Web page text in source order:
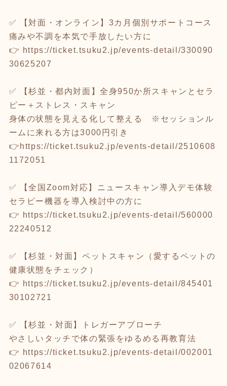
✅ 【対面・オンライン】3カ月個別サポートコース
痛みや不調を本気で手放したい方に
👉 https://ticket.tsuku2.jp/events-detail/330090
30625207
✅ 【杉並・都内対面】全身950か所スキャンとセラ
ピー＋ストレス・スキャン
身体の状態を見える化して整える ※セッションル
ームに来れる方は3000円引き
👉 https://ticket.tsuku2.jp/events-detail/2510608
1172051
✅ 【全国Zoom対応】ニュースキャン導入デモ体験
セラピー機器を導入検討中の方に
👉 https://ticket.tsuku2.jp/events-detail/560000
22240512
✅ 【杉並・対面】ペットスキャン（愛するペットの
健康状態をチェック）
👉 https://ticket.tsuku2.jp/events-detail/845401
30102721
✅ 【杉並・対面】トレガーアプローチ
やさしいタッチで体の緊張をゆるめる再教育法
👉 https://ticket.tsuku2.jp/events-detail/002001
02067614